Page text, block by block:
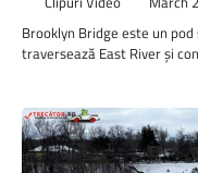
Brooklyn Bridge este un
traversează East River și